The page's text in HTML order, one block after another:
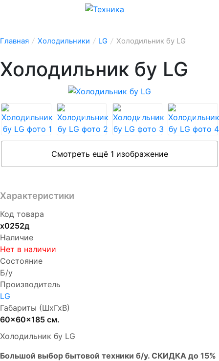
Главная / Холодильники / LG / Холодильник бу LG
Холодильник бу LG
Смотреть ещё 1 изображение
Характеристики
Код товара
х0252д
Наличие
Нет в наличии
Состояние
Б/у
Производитель
LG
Габариты (ШхГхВ)
60x60x185 см.
Холодильник бу LG
Бoльшой выбоp бытовой техники б/у. СКИДКА до 15%